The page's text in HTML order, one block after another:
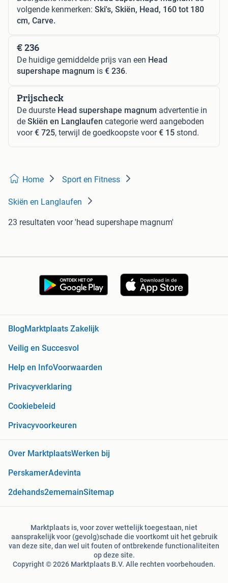
volgende kenmerken: Ski's, Skiën, Head, 160 tot 180
cm, Carve.
€ 236
De huidige gemiddelde prijs van een Head
supershape magnum is € 236.
Prijscheck
De duurste Head supershape magnum advertentie in
de Skiën en Langlaufen categorie werd aangeboden
voor€ 725, terwijl de goedkoopste voor€ 15 stond.
Home Sport en Fitness
Skiën en Langlaufen
23 resultaten voor 'head supershape magnum'
BlogMarktplaats Zakelijk
Veilig en Succesvol
Help en InfoVoorwaarden
Privacyverklaring
Cookiebeleid
Privacyvoorkeuren
Over MarktplaatsWerken bij
PerskamerAdevinta
2dehands2ememainSitemap
Marktplaats is, voor zover wettelijk toegestaan, niet
aansprakelijk voor (gevolg)schade die voortkomt uit het gebruik
van deze site, dan wel uit fouten of ontbrekende functionaliteiten
op deze site.
Copyright © 2026 Marktplaats B.V. Alle rechten voorbehouden.